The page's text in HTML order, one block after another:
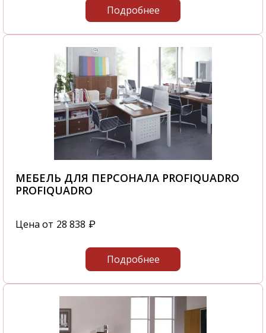
Подробнее
МЕБЕЛЬ ДЛЯ ПЕРСОНАЛА PROFIQUADRO
PROFIQUADRO
Цена от 28 838 ₽
Подробнее